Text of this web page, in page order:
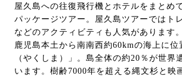
屋久島への往復飛行機とホテルをまとめ
パッケージツアー。屋久島ツアーではト
などのアクティビティも人気があります。
鹿児島本土から南南西約60kmの海上に位
（やくしま）」。島全体の約20％が世界
います。樹齢7000年を超える縄文杉と映